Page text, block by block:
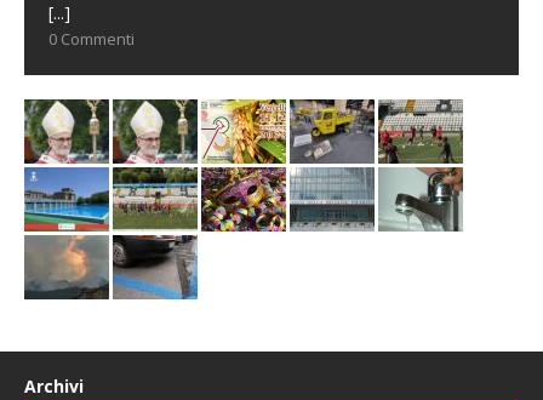
[...]
0 Commenti
Archivi